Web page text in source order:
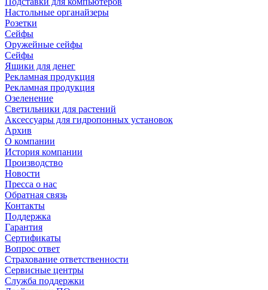
Настольные органайзеры
Розетки
Сейфы
Оружейные сейфы
Сейфы
Ящики для денег
Рекламная продукция
Рекламная продукция
Озеленение
Светильники для растений
Аксессуары для гидропонных установок
Архив
О компании
История компании
Производство
Новости
Пресса о нас
Обратная связь
Контакты
Поддержка
Гарантия
Сертификаты
Вопрос ответ
Страхование ответственности
Сервисные центры
Служба поддержки